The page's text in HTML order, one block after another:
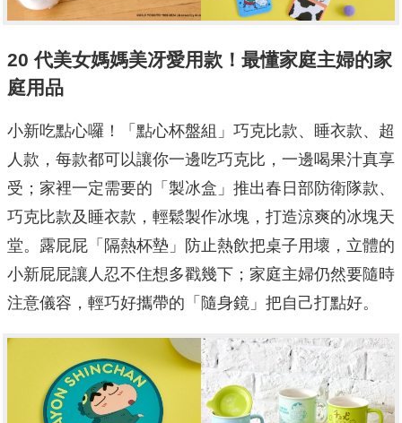
20 代美女媽媽美冴愛用款！最懂家庭主婦的家
庭用品
小新吃點心囉！「點心杯盤組」巧克比款、睡衣款、超
人款，每款都可以讓你一邊吃巧克比，一邊喝果汁真享
受；家裡一定需要的「製冰盒」推出春日部防衛隊款、
巧克比款及睡衣款，輕鬆製作冰塊，打造涼爽的冰塊天
堂。露屁屁「隔熱杯墊」防止熱飲把桌子用壞，立體的
小新屁屁讓人忍不住想多戳幾下；家庭主婦仍然要隨時
注意儀容，輕巧好攜帶的「隨身鏡」把自己打點好。